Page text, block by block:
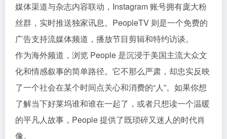
媒体渠道与杂志内容联动，Instagram 账号拥有庞大粉
丝群，实时推送独家讯息。PeopleTV 则是一个免费的
广告支持流媒体频道，播放节目剪辑和特约访谈。
作为海外频道，浏览 People 是沉浸于美国主流大众文
化和情感叙事的简单路径。它不那么严肃，却忠实反映
了一个社会在某个时间点关心和消费的“人”。如果你想
了解当下好莱坞谁和谁在一起了，或者只想读一个温暖
的平凡人故事，People 提供了既琐碎又迷人的时代肖
像。